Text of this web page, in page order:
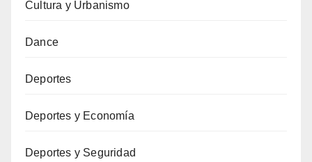
Cultura y Urbanismo
Dance
Deportes
Deportes y Economía
Deportes y Seguridad